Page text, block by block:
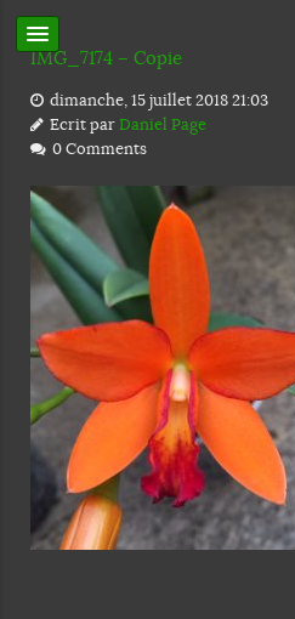
IMG_7174 – Copie
dimanche, 15 juillet 2018 21:03
Ecrit parDaniel Page
0 Comments